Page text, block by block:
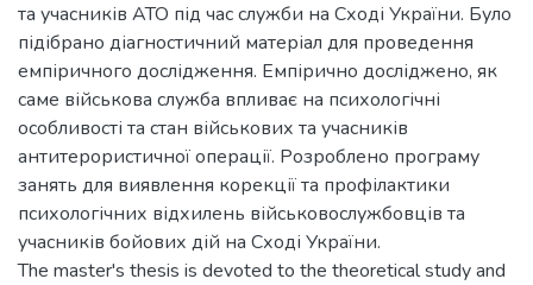
та учасників АТО під час служби на Сході України. Було
підібрано діагностичний матеріал для проведення
емпіричного дослідження. Емпірично досліджено, як
саме військова служба впливає на психологічні
особливості та стан військових та учасників
антитерористичної операції. Розроблено програму
занять для виявлення корекції та профілактики
психологічних відхилень військовослужбовців та
учасників бойових дій на Сході України.
The master's thesis is devoted to the theoretical study and